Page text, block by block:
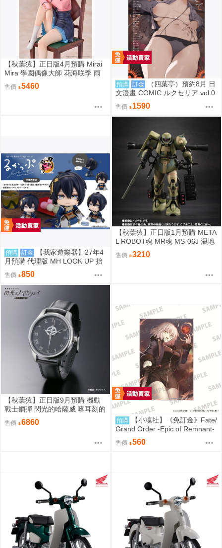
【秋葉猿】正日版4月預購 Mirai
Mira 學園偶像大師 花海咲季 雨
後鳶尾花 特訓前 1/7 PVC 完成品
售價 5460 預購 訂金
（四葉亭）預約8月 日
文漫畫 COMIC ルクセリア vol.0
6 特典：B2掛軸、資料夾 あるぷ
售價 1590
預購 訂金
【我家遊樂器】27年4
月預購 代理版 MH LOOK UP 抬
頭系列 刀劍亂舞ONLINE 三日月
宗近
售價 850
【秋葉猿】正日版1月預購 META
L ROBOT魂 MR魂 MS-06J 濕地
帶戰用 薩克 MS MUSEUM
售價 3210
【秋葉猿】正日版9月預購 機動
戰士鋼彈 閃光的哈薩威 喀耳刻的
魔女 MAFTY 手錶 腕時計
售價 6860 預購
【小凜社】《免訂金》Fate/
Grand Order -Epic of Remnant-
貞德 阿爾托莉雅 壓克力板
售價 560